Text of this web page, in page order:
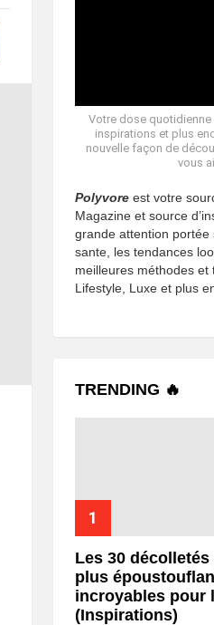
Votre dose quotidienne
inspirations et plus
nouvelle façon de
vous
Polyvore est votre
Magazine et source
grande attention
sante, les tendances
meilleures méthodes et
Lifestyle, Luxe et plus
TRENDING 🔥
Les 30
plus
incroyables pour
(Inspirations)